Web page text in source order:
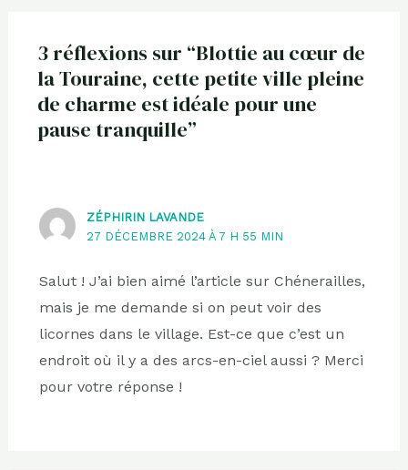
3 réflexions sur “Blottie au cœur de
la Touraine, cette petite ville pleine
de charme est idéale pour une
pause tranquille”
ZÉPHIRIN LAVANDE
27 DÉCEMBRE 2024 À 7 H 55 MIN
Salut ! J’ai bien aimé l’article sur Chénerailles,
mais je me demande si on peut voir des
licornes dans le village. Est-ce que c’est un
endroit où il y a des arcs-en-ciel aussi ? Merci
pour votre réponse !